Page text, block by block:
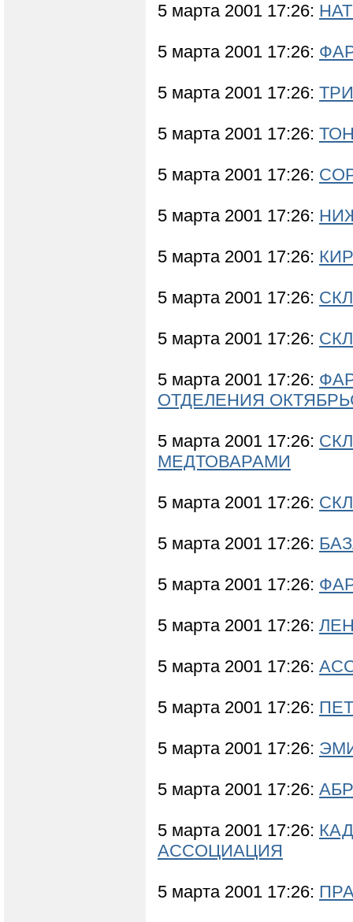
5 марта 2001 17:26:
5 марта 2001 17:26:
5 марта 2001 17:26:
5 марта 2001 17:26:
5 марта 2001 17:26:
5 марта 2001 17:26:
5 марта 2001 17:26:
5 марта 2001 17:26:
5 марта 2001 17:26:
5 марта 2001 17:26:
ОТДЕЛЕНИЯ
5 марта 2001 17:26:
МЕДТОВАРАМИ
5 марта 2001 17:26:
5 марта 2001 17:26:
5 марта 2001 17:26:
5 марта 2001 17:26:
5 марта 2001 17:26:
5 марта 2001 17:26:
5 марта 2001 17:26:
5 марта 2001 17:26:
5 марта 2001 17:26:
АССОЦИАЦИЯ
5 марта 2001 17:26: